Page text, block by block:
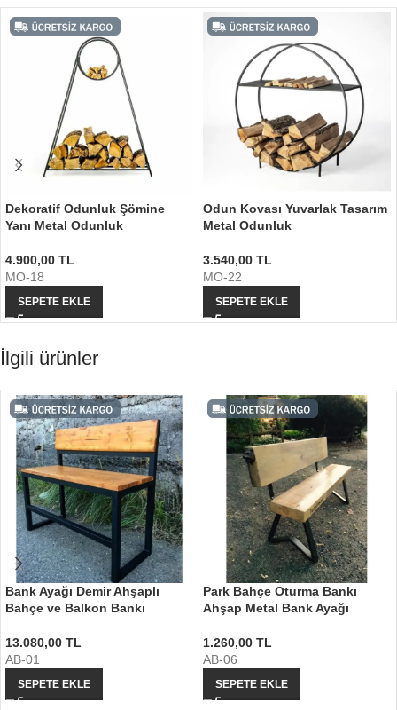
Dekoratif Odunluk Şömine
Yanı Metal Odunluk
4.900,00 TL
MO-18
SEPETE EKLE
Odun Kovası Yuvarlak Tasarım
Metal Odunluk
3.540,00 TL
MO-22
SEPETE EKLE
İlgili ürünler
Bank Ayağı Demir Ahşaplı
Bahçe ve Balkon Bankı
13.080,00 TL
AB-01
SEPETE EKLE
Park Bahçe Oturma Bankı
Ahşap Metal Bank Ayağı
1.260,00 TL
AB-06
SEPETE EKLE